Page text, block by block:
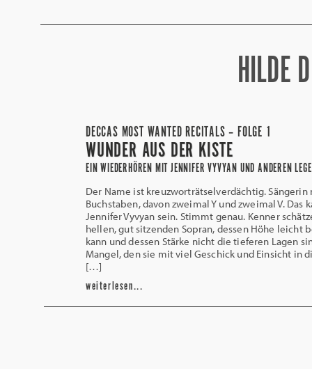
HILDE
DECCAS MOST WANTED RECITALS – FOLGE 1
WUNDER AUS DER KISTE
EIN WIEDERHÖREN MIT JENNIFER VYVYAN UND ANDEREN
Der Name ist kreuzworträtselverdächtig. Sängerin
Buchstaben, davon zweimal Y und zweimal V. Das
Jennifer Vyvyan sein. Stimmt genau. Kenner
hellen, gut sitzenden Sopran, dessen Höhe leicht
kann und dessen Stärke nicht die tieferen Lagen
Mangel, den sie mit viel Geschick und Einsicht in
[…]
weiterlesen...